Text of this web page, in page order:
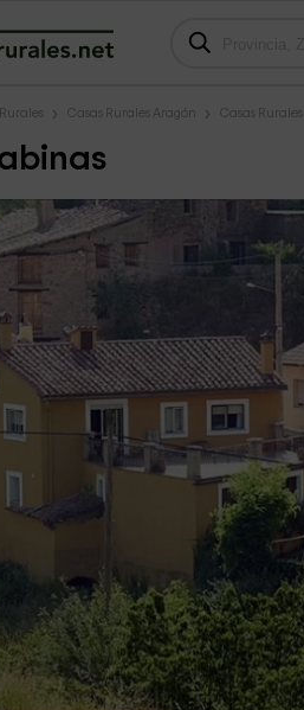
Casas Rurales Aragón Casas Rurales